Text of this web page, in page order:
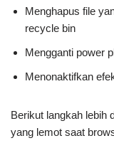
Menghapus file
recycle bin
Mengganti power
Menonaktifkan
Berikut langkah lebih
yang lemot saat